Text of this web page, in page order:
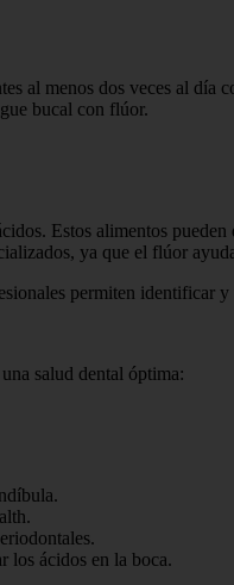
al menos dos veces al
bucal con flúor.
Estos alimentos
ya que el flúor
permiten identificar
salud dental óptima:
los ácidos en la boca.